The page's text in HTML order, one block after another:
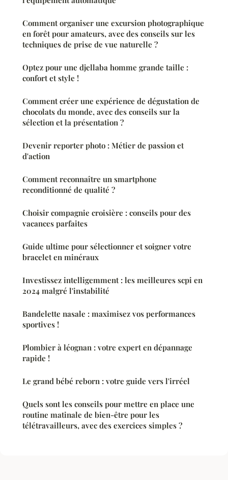
Comment organiser une excursion photographique
en forêt pour amateurs, avec des conseils sur les
techniques de prise de vue naturelle ?
Optez pour une djellaba homme grande taille :
confort et style !
Comment créer une expérience de dégustation de
chocolats du monde, avec des conseils sur la
sélection et la présentation ?
Devenir reporter photo : Métier de passion et
d'action
Comment reconnaître un smartphone
reconditionné de qualité ?
Choisir compagnie croisière : conseils pour des
vacances parfaites
Guide ultime pour sélectionner et soigner votre
bracelet en minéraux
Investissez intelligemment : les meilleures scpi en
2024 malgré l'instabilité
Bandelette nasale : maximisez vos performances
sportives !
Plombier à léognan : votre expert en dépannage
rapide !
Le grand bébé reborn : votre guide vers l'irréel
Quels sont les conseils pour mettre en place une
routine matinale de bien-être pour les
télétravailleurs, avec des exercices simples ?